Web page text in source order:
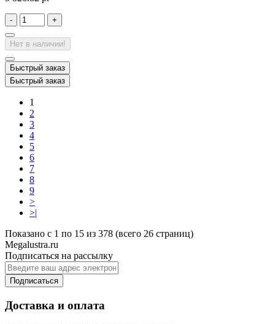
- +
Нет в наличии!
Быстрый заказ
Быстрый заказ
1
2
3
4
5
6
7
8
9
>
>|
Показано с 1 по 15 из 378 (всего 26 страниц)
Megalustra.ru
Подписаться на рассылку
Подписаться
Доставка и оплата